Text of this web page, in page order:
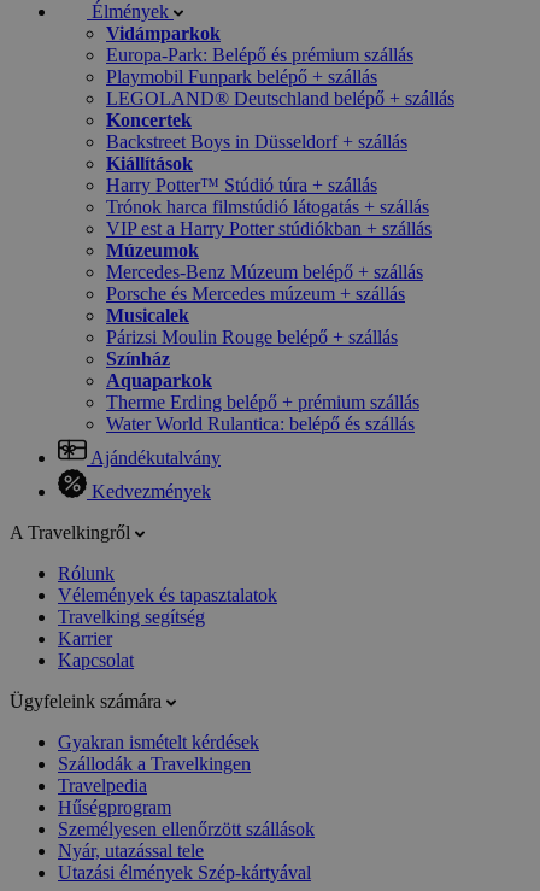
Élmények
Vidámparkok
Europa-Park: Belépő és prémium szállás
Playmobil Funpark belépő + szállás
LEGOLAND® Deutschland belépő + szállás
Koncertek
Backstreet Boys in Düsseldorf + szállás
Kiállítások
Harry Potter™ Stúdió túra + szállás
Trónok harca filmstúdió látogatás + szállás
VIP est a Harry Potter stúdiókban + szállás
Múzeumok
Mercedes-Benz Múzeum belépő + szállás
Porsche és Mercedes múzeum + szállás
Musicalek
Párizsi Moulin Rouge belépő + szállás
Színház
Aquaparkok
Therme Erding belépő + prémium szállás
Water World Rulantica: belépő és szállás
Ajándékutalvány
Kedvezmények
A Travelkingről
Rólunk
Vélemények és tapasztalatok
Travelking segítség
Karrier
Kapcsolat
Ügyfeleink számára
Gyakran ismételt kérdések
Szállodák a Travelkingen
Travelpedia
Hűségprogram
Személyesen ellenőrzött szállások
Nyár, utazással tele
Utazási élmények Szép-kártyával